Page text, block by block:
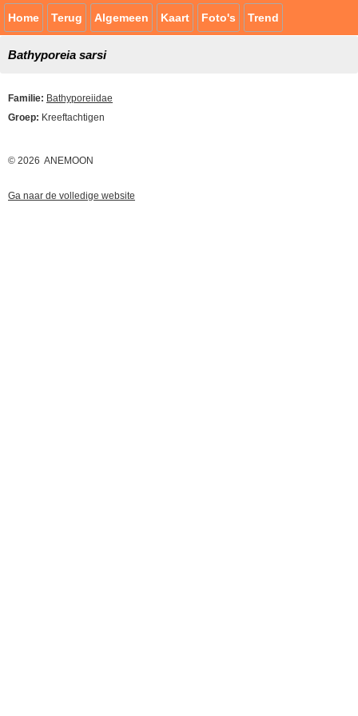
Home Terug Algemeen Kaart Foto's Trend
Bathyporeia sarsi
Familie: Bathyporeiidae
Groep: Kreeftachtigen
© 2026 ANEMOON
Ga naar de volledige website